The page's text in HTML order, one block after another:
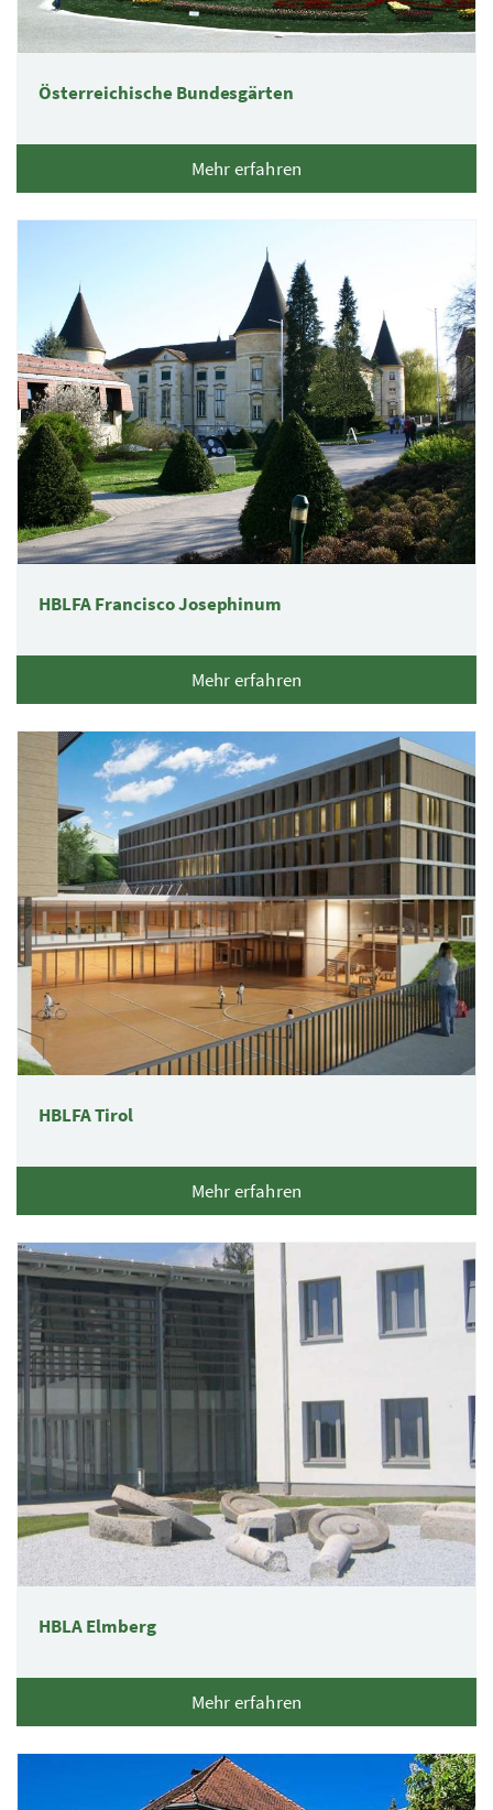
Österreichische Bundesgärten
Mehr erfahren
HBLFA Francisco Josephinum
Mehr erfahren
HBLFA Tirol
Mehr erfahren
HBLA Elmberg
Mehr erfahren